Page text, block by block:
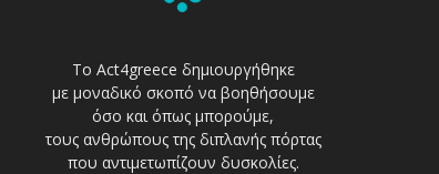
Το Act4greece δημιουργήθηκε
με μοναδικό σκοπό να βοηθήσουμε
όσο και όπως μπορούμε,
τους ανθρώπους της διπλανής πόρτας
που αντιμετωπίζουν δυσκολίες.